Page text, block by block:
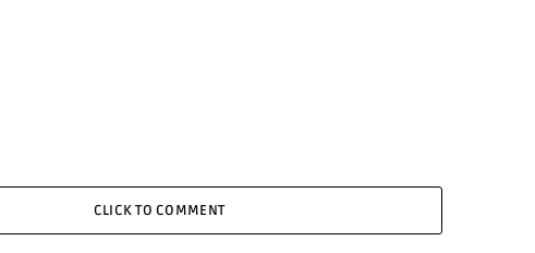
CLICK TO COMMENT